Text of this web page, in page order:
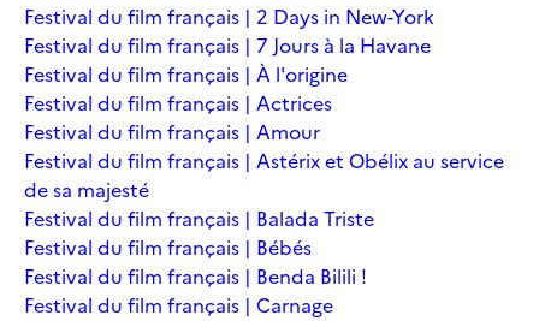
Festival du film français | 2 Days in New-York
Festival du film français | 7 Jours à la Havane
Festival du film français | À l'origine
Festival du film français | Actrices
Festival du film français | Amour
Festival du film français | Astérix et Obélix au service
de sa majesté
Festival du film français | Balada Triste
Festival du film français | Bébés
Festival du film français | Benda Bilili !
Festival du film français | Carnage